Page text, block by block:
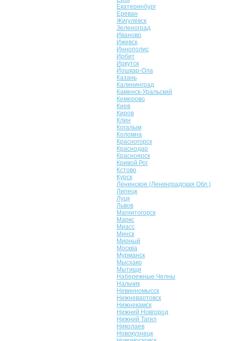
Екатеринбург
Ереван
Жигулёвск
Зеленоград
Иваново
Ижевск
Иннополис
Ирбит
Иркутск
Йошкар-Ола
Казань
Калининград
Каменск-Уральский
Кемерово
Киев
Киров
Клин
Когалым
Коломна
Красногорск
Краснодар
Красноярск
Кривой Рог
Кстово
Курск
Ленинское (Ленинградская Обл.)
Липецк
Луцк
Львов
Магнитогорск
Маркс
Миасс
Минск
Мирный
Москва
Мурманск
Мысхако
Мытищи
Набережные Челны
Нальчик
Невинномысск
Нижневартовск
Нижнекамск
Нижний Новгород
Нижний Тагил
Николаев
Новокузнецк